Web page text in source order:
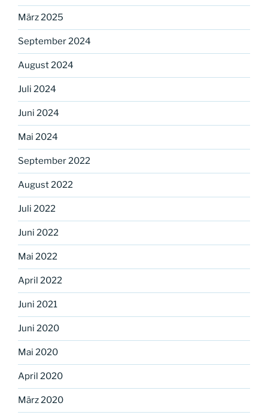
März 2025
September 2024
August 2024
Juli 2024
Juni 2024
Mai 2024
September 2022
August 2022
Juli 2022
Juni 2022
Mai 2022
April 2022
Juni 2021
Juni 2020
Mai 2020
April 2020
März 2020